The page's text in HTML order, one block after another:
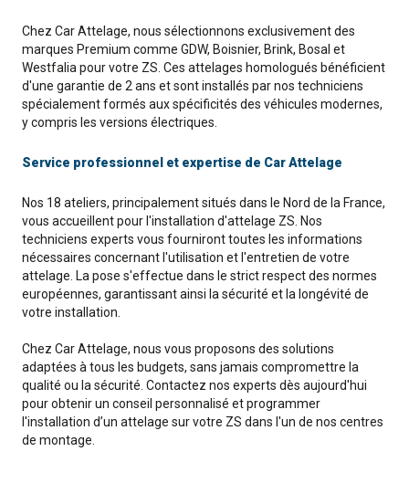
Chez Car Attelage, nous sélectionnons exclusivement des
marques Premium comme GDW, Boisnier, Brink, Bosal et
Westfalia pour votre ZS. Ces attelages homologués bénéficient
d'une garantie de 2 ans et sont installés par nos techniciens
spécialement formés aux spécificités des véhicules modernes,
y compris les versions électriques.
Service professionnel et expertise de Car Attelage
Nos 18 ateliers, principalement situés dans le Nord de la France,
vous accueillent pour l'installation d'attelage ZS. Nos
techniciens experts vous fourniront toutes les informations
nécessaires concernant l'utilisation et l'entretien de votre
attelage. La pose s'effectue dans le strict respect des normes
européennes, garantissant ainsi la sécurité et la longévité de
votre installation.
Chez Car Attelage, nous vous proposons des solutions
adaptées à tous les budgets, sans jamais compromettre la
qualité ou la sécurité. Contactez nos experts dès aujourd'hui
pour obtenir un conseil personnalisé et programmer
l'installation d’un attelage sur votre ZS dans l'un de nos centres
de montage.